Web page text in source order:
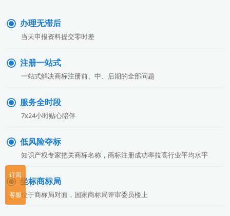
办理无滞后
当天申报资料提交零时差
注册一站式
一站式解决商标注册前、中、后期的全部问题
服务全时段
7x24小时贴心陪伴
低风险夺标
知识产权专家把关商标名称，商标注册成功率拉高行业平均水平
坐标商标局
位于商标局对面，国家商标局评审委员楼上
订阅
客服